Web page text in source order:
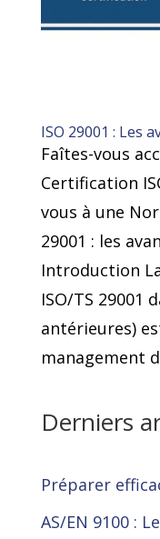
ISO 29001 : Les
Faîtes-vous
Certification
vous à une
29001 : les
Introduction
ISO/TS 29001
antérieures)
management
Derniers
Préparer
AS/EN 9100 :